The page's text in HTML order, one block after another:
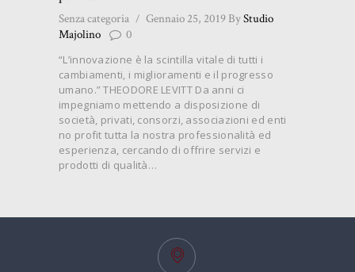
Senza categoria Gennaio 25, 2019 ByStudio
Majolino
0
“L’innovazione è la scintilla vitale di tutti i
cambiamenti, i miglioramenti e il progresso
umano.” THEODORE LEVITT Da anni ci
impegniamo mettendo a disposizione di
società, privati, consorzi, associazioni ed enti
no profit tutta la nostra professionalità ed
esperienza, cercando di offrire servizi e
prodotti di qualità…